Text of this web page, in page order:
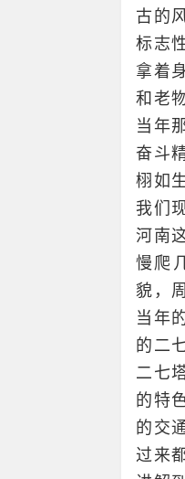
古的
标志
拿着
和老
当年
奋斗
栩如
我们
河南
慢爬
貌，
当年
的二
二七
的特
的交
过来